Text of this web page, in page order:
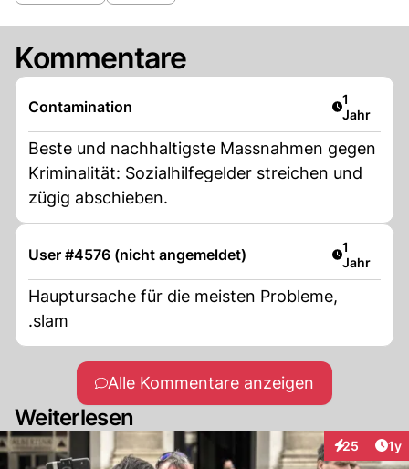
Kommentare
Contamination Artikel
1
Jahr
Beste und nachhaltigste Massnahmen gegen
Kriminalität: Sozialhilfegelder streichen und
zügig abschieben.
User #4576 (nicht angemeldet) Artikel
1
Jahr
Hauptursache für die meisten Probleme,
.slam
Alle Kommentare anzeigen
Weiterlesen
25 1y